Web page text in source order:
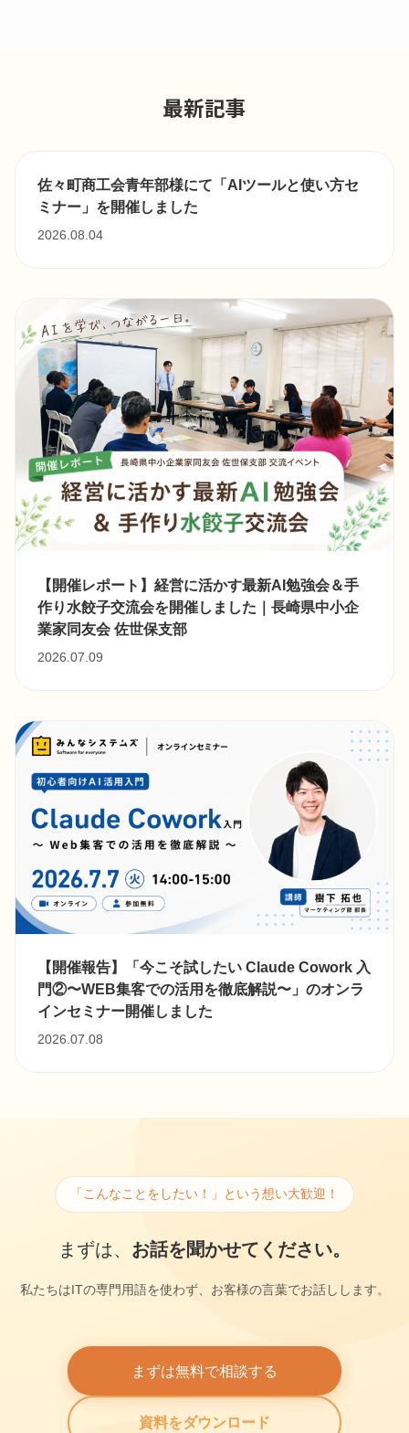
最新記事
佐々町商工会青年部様にて「AIツールと使い方セ
ミナー」を開催しました
2026.08.04
【開催レポート】経営に活かす最新AI勉強会＆手
作り水餃子交流会を開催しました｜長崎県中小企
業家同友会 佐世保支部
2026.07.09
【開催報告】「今こそ試したい Claude Cowork 入
門②〜WEB集客での活用を徹底解説〜」のオンラ
インセミナー開催しました
2026.07.08
「こんなことをしたい！」という想い大歓迎！
まずは、 お話を聞かせてください。
私たちはITの専門用語を使わず、お客様の言葉でお話しします。
まずは無料で相談する
資料をダウンロード